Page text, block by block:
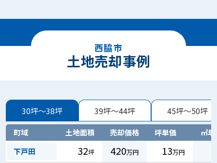
西脇市
土地売却事例
30坪～38坪 39坪～44坪 45坪～50坪
町域 土地面積 売却価格 坪単価
㎡
下戸田
32坪 420万円 13万円